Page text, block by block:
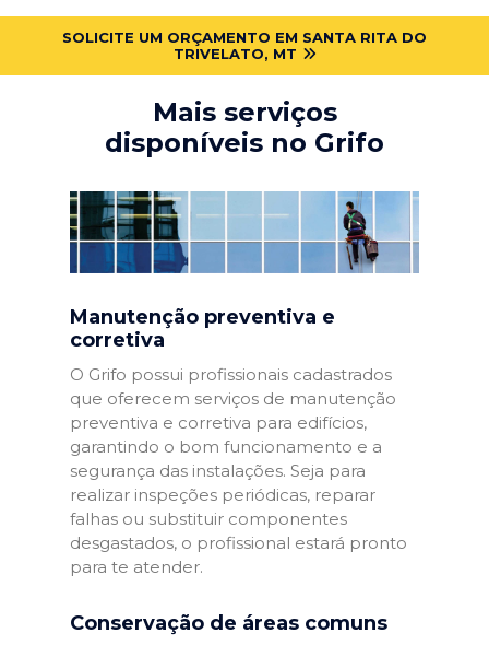
SOLICITE UM ORÇAMENTO EM SANTA RITA DO
TRIVELATO, MT
Mais serviços
disponíveis no Grifo
Manutenção preventiva e
corretiva
O Grifo possui profissionais cadastrados
que oferecem serviços de manutenção
preventiva e corretiva para edifícios,
garantindo o bom funcionamento e a
segurança das instalações. Seja para
realizar inspeções periódicas, reparar
falhas ou substituir componentes
desgastados, o profissional estará pronto
para te atender.
Conservação de áreas comuns